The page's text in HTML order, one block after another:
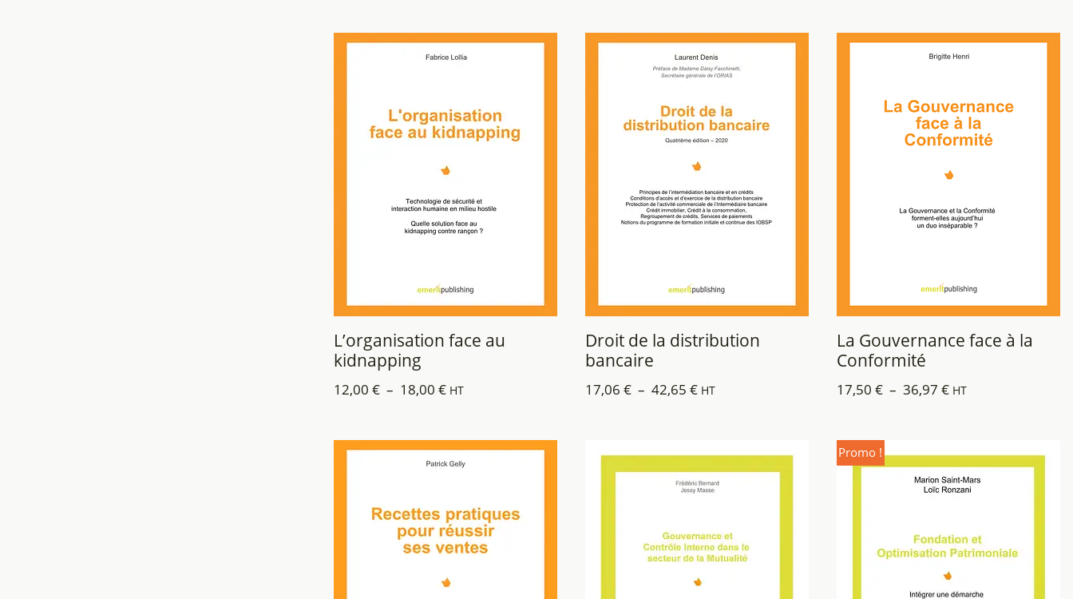
L’organisation face au
kidnapping
12,00€ – 18,00€ HT
Droit de la distribution
bancaire
17,06 € – 42,65 € HT
La Gouvernance face à la
Conformité
17,50 € – 36,97 € HT
Promo !